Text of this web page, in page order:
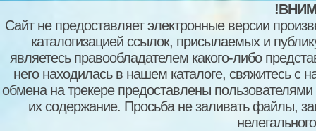
Сайт не предоставляет электронные версии
каталогизацией ссылок, присылаемых и
являетесь правообладателем какого-либо
него находилась в нашем каталоге, свяжитесь
обмена на трекере предоставлены пользователями
их содержание. Просьба не заливать файлы,